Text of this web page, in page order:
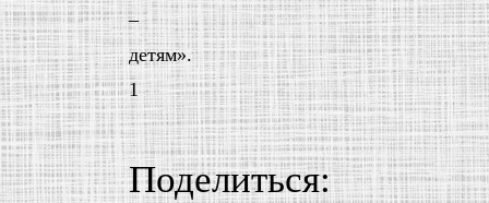
–
детям».
1
Поделиться: